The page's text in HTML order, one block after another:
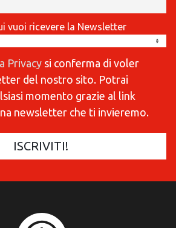
vuoi ricevere la Newsletter
Privacy si conferma di voler
del nostro sito. Potrai
momento grazie al link
newsletter che ti invieremo.